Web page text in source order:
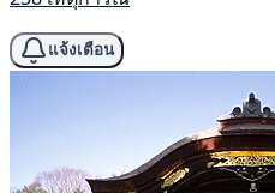
แจ้งเตือน